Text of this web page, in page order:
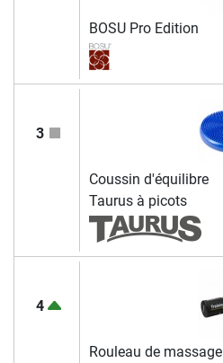
BOSU Pro Edition
3
Coussin d'équilibre
Taurus à picots
4
Rouleau de massage